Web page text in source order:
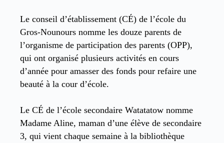
Le conseil d’établissement (CÉ) de l’école du
Gros-Nounours nomme les douze parents de
l’organisme de participation des parents (OPP),
qui ont organisé plusieurs activités en cours
d’année pour amasser des fonds pour refaire une
beauté à la cour d’école.
Le CÉ de l’école secondaire Watatatow nomme
Madame Aline, maman d’une élève de secondaire
3, qui vient chaque semaine à la bibliothèque